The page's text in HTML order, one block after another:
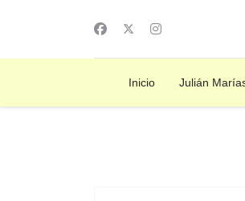
Inicio Julián